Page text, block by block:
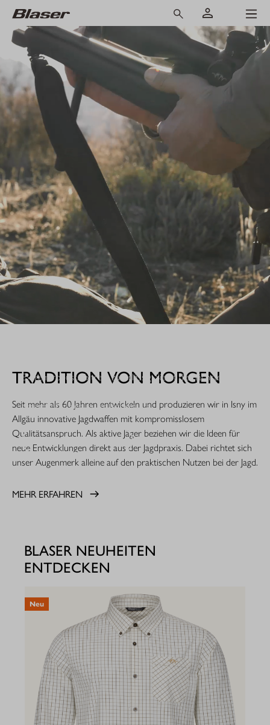
Extrem robust. Extrem zuverlässig: Sie ist die nächste
gemacht für den rauen Jagdeinsatz.
MEHR ERFAHREN
TRADITION VON MORGEN
Seit mehr als 60 Jahren entwickeln und produzieren wir in Isny im
Allgäu innovative Jagdwaffen mit kompromisslosem
Qualitätsanspruch. Als aktive Jäger beziehen wir die Ideen für
neue Entwicklungen direkt aus der Jagdpraxis. Dabei richtet sich
unser Augenmerk alleine auf den praktischen Nutzen bei der Jagd.
MEHR ERFAHREN
BLASER NEUHEITEN
ENTDECKEN
Neu